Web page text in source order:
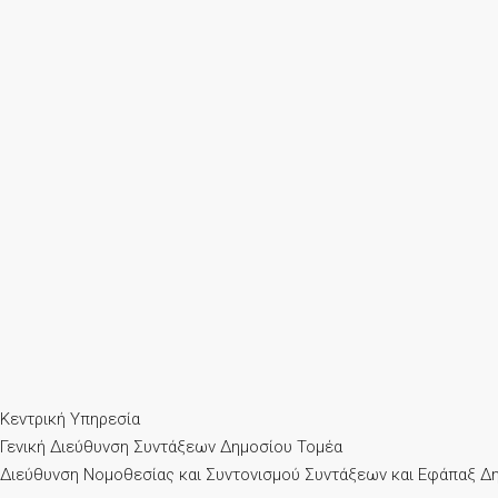
Κεντρική Υπηρεσία
Γενική Διεύθυνση Συντάξεων Δημοσίου Τομέα
Διεύθυνση Νομοθεσίας και Συντονισμού Συντάξεων και Εφάπαξ